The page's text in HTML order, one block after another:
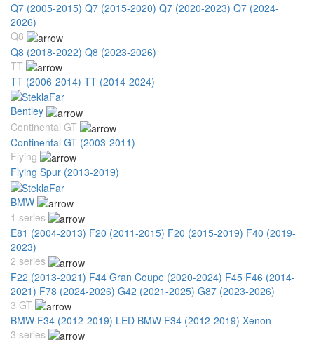
Q7 (2005-2015) Q7 (2015-2020) Q7 (2020-2023) Q7 (2024-
2026)
Q8
Q8 (2018-2022) Q8 (2023-2026)
TT
TT (2006-2014) TT (2014-2024)
Bentley
Continental GT
Continental GT (2003-2011)
Flying
Flying Spur (2013-2019)
BMW
1 series
E81 (2004-2013) F20 (2011-2015) F20 (2015-2019) F40 (2019-
2023)
2 series
F22 (2013-2021) F44 Gran Coupe (2020-2024) F45 F46 (2014-
2021) F78 (2024-2026) G42 (2021-2025) G87 (2023-2026)
3 GT
BMW F34 (2012-2019) LED BMW F34 (2012-2019) Xenon
3 series